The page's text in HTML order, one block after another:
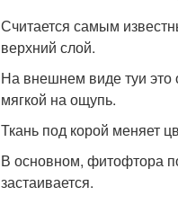
Считается самым
верхний слой.
На внешнем виде туи это
мягкой на ощупь.
Ткань под корой меняет
В основном, фитофтора
застаивается.